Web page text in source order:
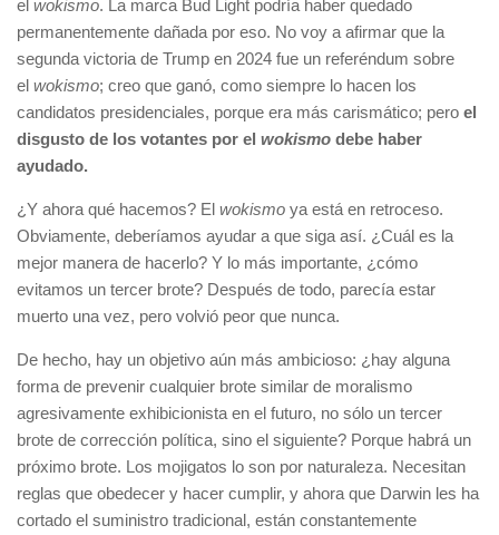
el wokismo. La marca Bud Light podría haber quedado
permanentemente dañada por eso. No voy a afirmar que la
segunda victoria de Trump en 2024 fue un referéndum sobre
el wokismo; creo que ganó, como siempre lo hacen los
candidatos presidenciales, porque era más carismático; pero el
disgusto de los votantes por el wokismo debe haber
ayudado.
¿Y ahora qué hacemos? El wokismo ya está en retroceso.
Obviamente, deberíamos ayudar a que siga así. ¿Cuál es la
mejor manera de hacerlo? Y lo más importante, ¿cómo
evitamos un tercer brote? Después de todo, parecía estar
muerto una vez, pero volvió peor que nunca.
De hecho, hay un objetivo aún más ambicioso: ¿hay alguna
forma de prevenir cualquier brote similar de moralismo
agresivamente exhibicionista en el futuro, no sólo un tercer
brote de corrección política, sino el siguiente? Porque habrá un
próximo brote. Los mojigatos lo son por naturaleza. Necesitan
reglas que obedecer y hacer cumplir, y ahora que Darwin les ha
cortado el suministro tradicional, están constantemente